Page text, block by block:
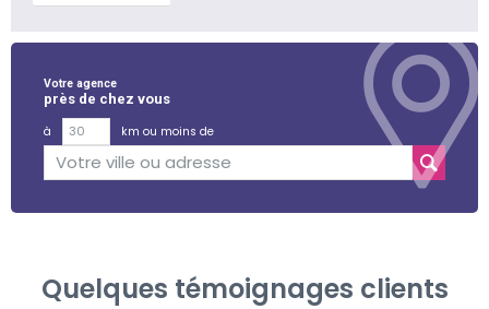
Votre agence
près de chez vous
à
km ou moins de
Quelques témoignages clients